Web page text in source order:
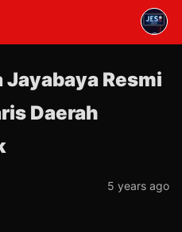
Resmi
Daerah
5 years ago